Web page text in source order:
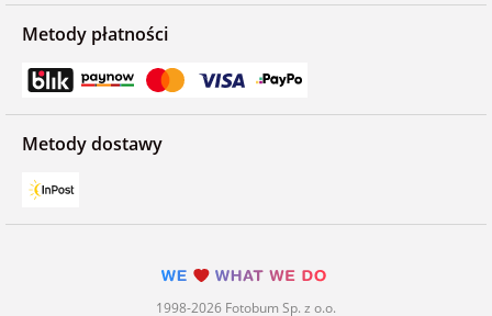
Metody płatności
Metody dostawy
1998-2026 Fotobum Sp. z o.o.